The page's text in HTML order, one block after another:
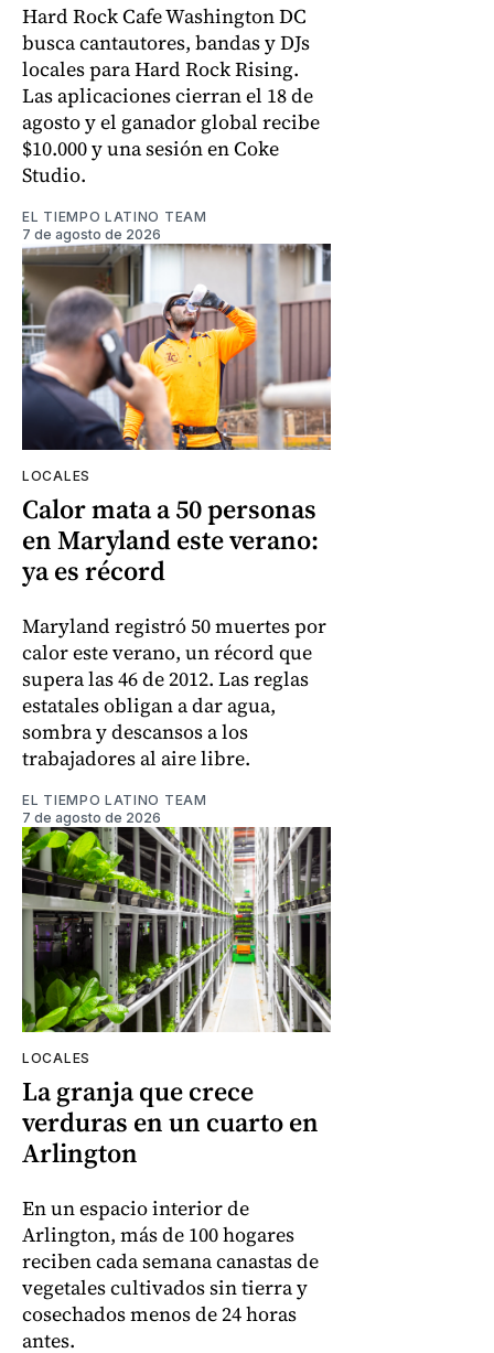
Hard Rock Cafe Washington DC
busca cantautores, bandas y DJs
locales para Hard Rock Rising.
Las aplicaciones cierran el 18 de
agosto y el ganador global recibe
$10.000 y una sesión en Coke
Studio.
EL TIEMPO LATINO TEAM
7 de agosto de 2026
LOCALES
Calor mata a 50 personas
en Maryland este verano:
ya es récord
Maryland registró 50 muertes por
calor este verano, un récord que
supera las 46 de 2012. Las reglas
estatales obligan a dar agua,
sombra y descansos a los
trabajadores al aire libre.
EL TIEMPO LATINO TEAM
7 de agosto de 2026
LOCALES
La granja que crece
verduras en un cuarto en
Arlington
En un espacio interior de
Arlington, más de 100 hogares
reciben cada semana canastas de
vegetales cultivados sin tierra y
cosechados menos de 24 horas
antes.